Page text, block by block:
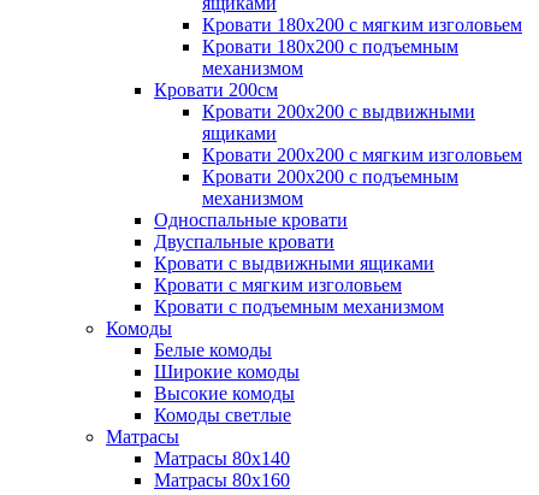
Кровати 180х200 с мягким изголовьем
Кровати 180х200 с подъемным
механизмом
Кровати 200см
Кровати 200х200 с выдвижными
ящиками
Кровати 200х200 с мягким изголовьем
Кровати 200х200 с подъемным
механизмом
Односпальные кровати
Двуспальные кровати
Кровати с выдвижными ящиками
Кровати с мягким изголовьем
Кровати с подъемным механизмом
Комоды
Белые комоды
Широкие комоды
Высокие комоды
Комоды светлые
Матрасы
Матрасы 80х140
Матрасы 80х160